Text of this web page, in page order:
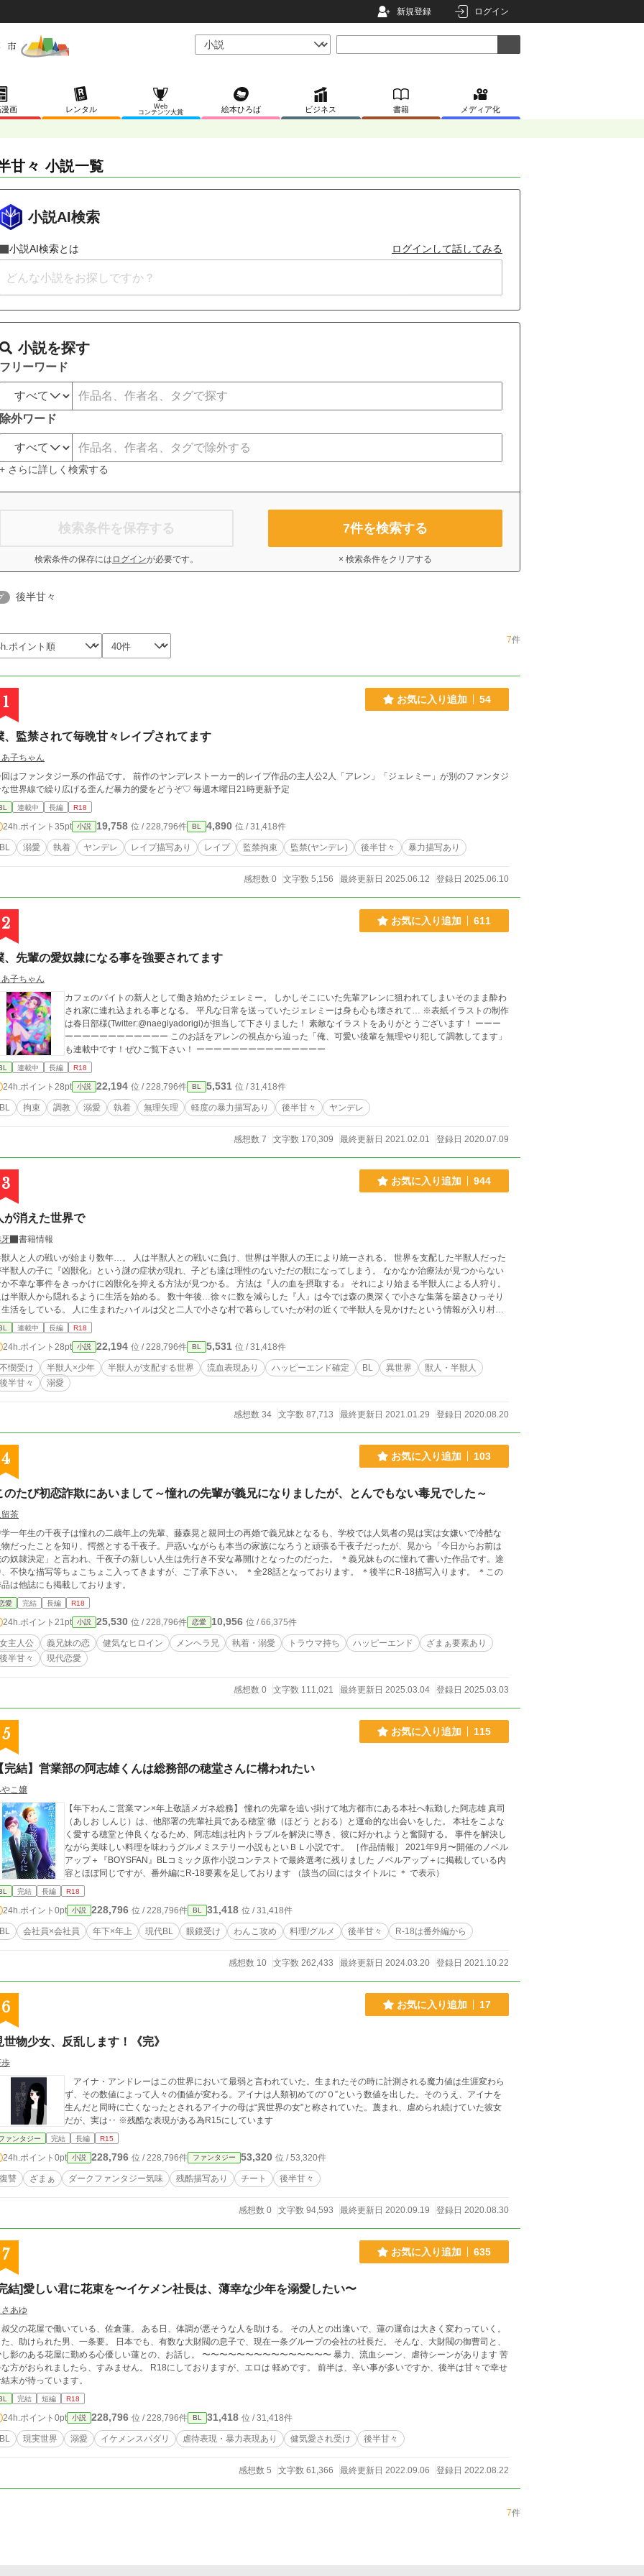
新規登録 ログイン
画 レンタル
Web
コンテンツ大賞
絵本ひろば ビジネス 書籍 メディア化
甘々 小説一覧
小説AI検索
小説AI検索とは ログインして話してみる
小説を探す
フリーワード
除外ワード
+ さらに詳しく検索する
検索条件を保存する
検索条件の保存には ログインが必要です。
7件を検索する
× 検索条件をクリアする
後半甘々
7件
1 お気に入り追加 54
、監禁されて毎晩甘々レイプされてます
子ちゃん
はファンタジー系の作品です。 前作のヤンデレストーカー的レイプ作品の主人公2人「アレン」「ジェレミー」が別のファンタジ
ーな世界線で繰り広げる歪んだ暴力的愛をどうぞ♡ 毎週木曜日21時更新予定
連載中 長編 R18
24h.ポイント 35pt 小説 19,758 位 / 228,796件 BL 4,890 位 / 31,418件
BL 溺愛 執着 ヤンデレ レイプ描写あり レイプ 監禁拘束 監禁(ヤンデレ) 後半甘々 暴力描写あり
感想数 0 文字数 5,156 最終更新日 2025.06.12 登録日 2025.06.10
2 お気に入り追加 611
、先輩の愛奴隷になる事を強要されてます
子ちゃん
カフェのバイトの新人として働き始めたジェレミー。 しかしそこにいた先輩アレンに狙われてしまいそのまま酔わ
され家に連れ込まれる事となる。 平凡な日常を送っていたジェレミーは身も心も壊されて… ※表紙イラストの制作
は春日部様(Twitter:@naegiyadorigi)が担当して下さりました！ 素敵なイラストをありがとうございます！ ーーー
ーーーーーーーーーーーー このお話をアレンの視点から辿った「俺、可愛い後輩を無理やり犯して調教してます」
も連載中です！ぜひご覧下さい！ ーーーーーーーーーーーーーーー
連載中 長編 R18
24h.ポイント 28pt 小説 22,194 位 / 228,796件 BL 5,531 位 / 31,418件
BL 拘束 調教 溺愛 執着 無理矢理 軽度の暴力描写あり 後半甘々 ヤンデレ
感想数 7 文字数 170,309 最終更新日 2021.02.01 登録日 2020.07.09
3 お気に入り追加 944
が消えた世界で
書籍情報
人と人の戦いが始まり数年…。 人は半獣人との戦いに負け、世界は半獣人の王により統一される。 世界を支配した半獣人だった
獣人の子に『凶獣化』という謎の症状が現れ、子ども達は理性のないただの獣になってしまう。 なかなか治療法が見つからない
幸な事件をきっかけに凶獣化を抑える方法が見つかる。 方法は『人の血を摂取する』 それにより始まる半獣人による人狩り。
人から隠れるように生活を始める。 数十年後…徐々に数を減らした『人』は今では森の奥深くで小さな集落を築きひっそり
る。 人に生まれたハイルは父と二人で小さな村で暮らしていたが村の近くで半獣人を見かけたという情報が入り村人
散り散りに森の中へと身を隠す。 ハイル親子も身を隠し生活するが、ハイルが一人で狩りを行なっている時に半獣人に拐われ売
られた先は半獣人の魔導士。 それからハイルに待っていたのは凶獣化を抑える為の道具としての生活だった…。 凶
た半獣人の青年×生き残った人間の少年 ✳︎流血表現多々あります ✳︎更新は不定期です。 ✳︎R18ですがエロ少なめ…多分きっと。
Rっぽいところには【✳︎】マーク入れます！ 更新はのんびりまったりだと思います…m(__)m
連載中 長編 R18
24h.ポイント 28pt 小説 22,194 位 / 228,796件 BL 5,531 位 / 31,418件
不憫受け 半獣人×少年 半獣人が支配する世界 流血表現あり ハッピーエンド確定 BL 異世界
獣人・半獣人
後半甘々
溺愛
感想数 34 文字数 87,713 最終更新日 2021.01.29 登録日 2020.08.20
4 お気に入り追加 103
のたび初恋詐欺にあいまして～憧れの先輩が義兄になりましたが、とんでもない毒兄でした～
茶
一年生の千夜子は憧れの二歳年上の先輩、藤森晃と親同士の再婚で義兄妹となるも、学校では人気者の晃は実は女嫌いで冷酷な
だったことを知り、愕然とする千夜子。戸惑いながらも本当の家族になろうと頑張る千夜子だったが、晃から「今日からお前は
奴隷決定」と言われ、千夜子の新しい人生は先行き不安な幕開けとなったのだった。 ＊義兄妹ものに憧れて書いた作品です。途
不快な描写等ちょこちょこ入ってきますが、ご了承下さい。 ＊全28話となっております。 ＊後半にR-18描写入ります。 ＊この
は他誌にも掲載しております。
愛 完結 長編 R18
24h.ポイント 21pt 小説 25,530 位 / 228,796件 恋愛 10,956 位 / 66,375件
女主人公 義兄妹の恋 健気なヒロイン メンヘラ兄 執着・溺愛 トラウマ持ち ハッピーエンド
ざまぁ要素あり
後半甘々
現代恋愛
感想数 0 文字数 111,021 最終更新日 2025.03.04 登録日 2025.03.03
5 お気に入り追加 115
完結】営業部の阿志雄くんは総務部の穂堂さんに構われたい
こ嬢
【年下わんこ営業マン×年上敬語メガネ総務】 憧れの先輩を追い掛けて地方都市にある本社へ転勤した阿志雄 真司
（あしお しんじ）は、他部署の先輩社員である穂堂 徹（ほどう とおる）と運命的な出会いをした。 本社をこよな
く愛する穂堂と仲良くなるため、阿志雄は社内トラブルを解決に導き、彼に好かれようと奮闘する。 事件を解決し
ながら美味しい料理を味わうグルメミステリー小説もといＢＬ小説です。 ［作品情報］ 2021年9月〜開催のノベル
アップ＋『BOYSFAN』BLコミック原作小説コンテストで最終選考に残りました ノベルアップ＋に掲載している内
容とほぼ同じですが、番外編にR-18要素を足しております （該当の回にはタイトルに ＊ で表示）
完結 長編 R18
24h.ポイント 0pt 小説 228,796 位 / 228,796件 BL 31,418 位 / 31,418件
BL 会社員×会社員 年下×年上 現代BL 眼鏡受け わんこ攻め 料理/グルメ 後半甘々 R-18は番外編から
感想数 10 文字数 262,433 最終更新日 2024.03.20 登録日 2021.10.22
6 お気に入り追加 17
世物少女、反乱します！《完》
アイナ・アンドレーはこの世界において最弱と言われていた。生まれたその時に計測される魔力値は生涯変わら
ず、その数値によって人々の価値が変わる。アイナは人類初めての“０”という数値を出した。そのうえ、アイナを
生んだと同時に亡くなったとされるアイナの母は“異世界の女”と称されていた。蔑まれ、虐められ続けていた彼女
だが、実は‥ ※残酷な表現がある為R15にしています
ァンタジー 完結 長編 R15
24h.ポイント 0pt 小説 228,796 位 / 228,796件 ファンタジー 53,320 位 / 53,320件
復讐 ざまぁ ダークファンタジー気味 残酷描写あり チート 後半甘々
感想数 0 文字数 94,593 最終更新日 2020.09.19 登録日 2020.08.30
7 お気に入り追加 635
結]愛しい君に花束を〜イケメン社長は、薄幸な少年を溺愛したい〜
あゆ
の花屋で働いている、佐倉蓮。 ある日、体調が悪そうな人を助ける。 その人との出逢いで、蓮の運命は大きく変わっていく。
、助けられた男、一条要。 日本でも、有数な大財閥の息子で、現在一条グループの会社の社長だ。 そんな、大財閥の御曹司と、
のある花屋に勤める心優しい蓮との、お話し。 〜〜〜〜〜〜〜〜〜〜〜〜〜〜〜 暴力、流血シーン、虐待シーンがあります 苦
方がおられましたら、すみません。 R18にしておりますが、エロは 軽めです。 前半は、辛い事が多いですか、後半は甘々で幸せ
末が待っています。
完結 短編 R18
24h.ポイント 0pt 小説 228,796 位 / 228,796件 BL 31,418 位 / 31,418件
BL 現実世界 溺愛 イケメンスパダリ 虐待表現・暴力表現あり 健気愛され受け 後半甘々
感想数 5 文字数 61,366 最終更新日 2022.09.06 登録日 2022.08.22
7件